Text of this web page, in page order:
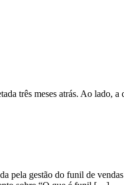
três meses atrás. Ao lado,
pela gestão do funil de